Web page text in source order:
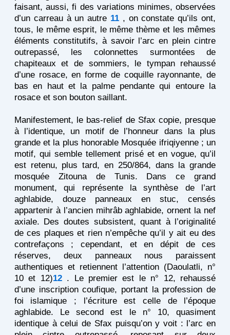
faisant, aussi, fi des variations minimes, observées
d’un carreau à un autre 11 , on constate qu’ils ont,
tous, le même esprit, le même thème et les mêmes
éléments constitutifs, à savoir l’arc en plein cintre
outrepassé, les colonnettes surmontées de
chapiteaux et de sommiers, le tympan rehaussé
d’une rosace, en forme de coquille rayonnante, de
bas en haut et la palme pendante qui entoure la
rosace et son bouton saillant.
Manifestement, le bas-relief de Sfax copie, presque
à l’identique, un motif de l’honneur dans la plus
grande et la plus honorable Mosquée ifriqiyenne ; un
motif, qui semble tellement prisé et en vogue, qu’il
est retenu, plus tard, en 250/864, dans la grande
mosquée Zitouna de Tunis. Dans ce grand
monument, qui représente la synthèse de l’art
aghlabide, douze panneaux en stuc, censés
appartenir à l’ancien mihrâb aghlabide, ornent la nef
axiale. Des doutes subsistent, quant à l’originalité
de ces plaques et rien n’empêche qu’il y ait eu des
contrefaçons ; cependant, et en dépit de ces
réserves, deux panneaux nous paraissent
authentiques et retiennent l’attention (Daoulatli, n°
10 et 12)12. Le premier est le n° 12, rehaussé
d’une inscription coufique, portant la profession de
foi islamique ; l’écriture est celle de l’époque
aghlabide. Le second est le n° 10, quasiment
identique à celui de Sfax puisqu’on y voit : l’arc en